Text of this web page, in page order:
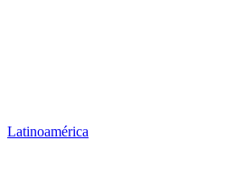
Latinoamérica